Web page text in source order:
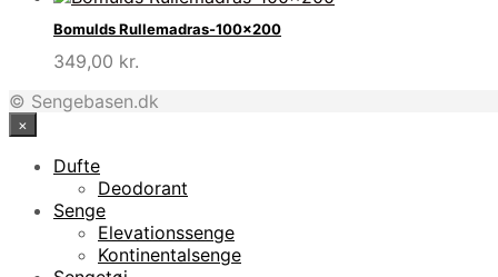
Bomulds Rullemadras-100×200
349,00 kr.
© Sengebasen.dk
×
Dufte
Deodorant
Senge
Elevationssenge
Kontinentalsenge